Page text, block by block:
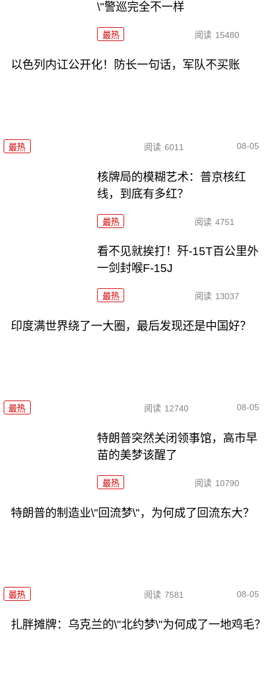
\"警巡完全不一样
最热 阅读 15480
以色列内讧公开化！防长一句话，军队不买账
最热 阅读 6011 08-05
核牌局的模糊艺术：普京核红
线，到底有多红？
最热 阅读 4751
看不见就挨打！歼-15T百公里外
一剑封喉F-15J
最热 阅读 13037
印度满世界绕了一大圈，最后发现还是中国好？
最热 阅读 12740 08-05
特朗普突然关闭领事馆，高市早
苗的美梦该醒了
最热 阅读 10790
特朗普的制造业\"回流梦\"，为何成了回流东大？
最热 阅读 7581 08-05
扎胖摊牌：乌克兰的\"北约梦\"为何成了一地鸡毛？